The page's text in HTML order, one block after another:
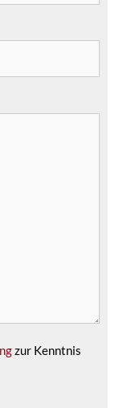
zur Kenntnis